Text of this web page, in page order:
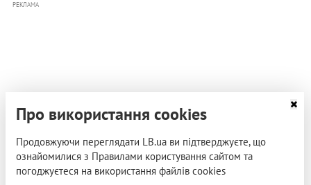
РЕКЛАМА
Про використання cookies
Продовжуючи переглядати LB.ua ви підтверджуєте, що
ознайомилися з Правилами користування сайтом та
погоджуєтеся на використання файлів cookies